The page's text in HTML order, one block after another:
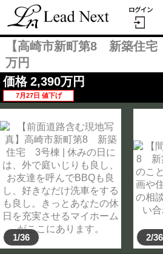
ログイン
【高崎市新町第8 新築住
万円
価格 2,390万円
7月27日 値下げ
1/36 2/36